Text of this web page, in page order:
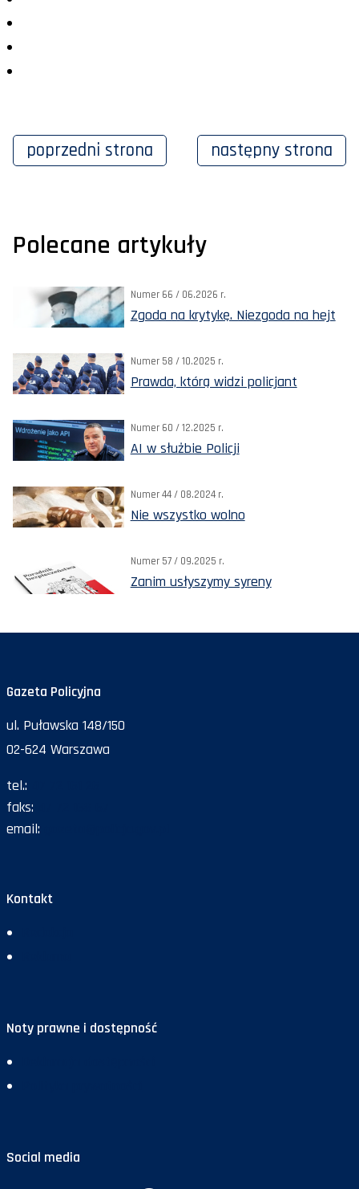
poprzedni strona następny strona
Polecane artykuły
Numer 66 / 06.2026 r.
Zgoda na krytykę. Niezgoda na hejt
Numer 58 / 10.2025 r.
Prawda, którą widzi policjant
Numer 60 / 12.2025 r.
AI w służbie Policji
Numer 44 / 08.2024 r.
Nie wszystko wolno
Numer 57 / 09.2025 r.
Zanim usłyszymy syreny
Gazeta Policyjna
ul. Puławska 148/150
02-624 Warszawa
tel.:
faks:
email:
Kontakt
Noty prawne i dostępność
Social media